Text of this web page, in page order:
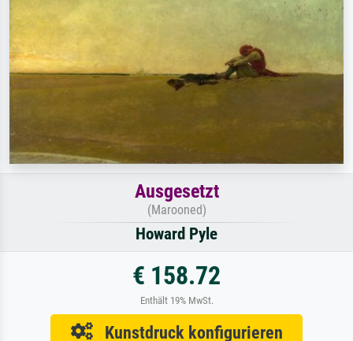
Ausgesetzt
(Marooned)
Howard Pyle
€ 158.72
Enthält 19% MwSt.
Kunstdruck konfigurieren